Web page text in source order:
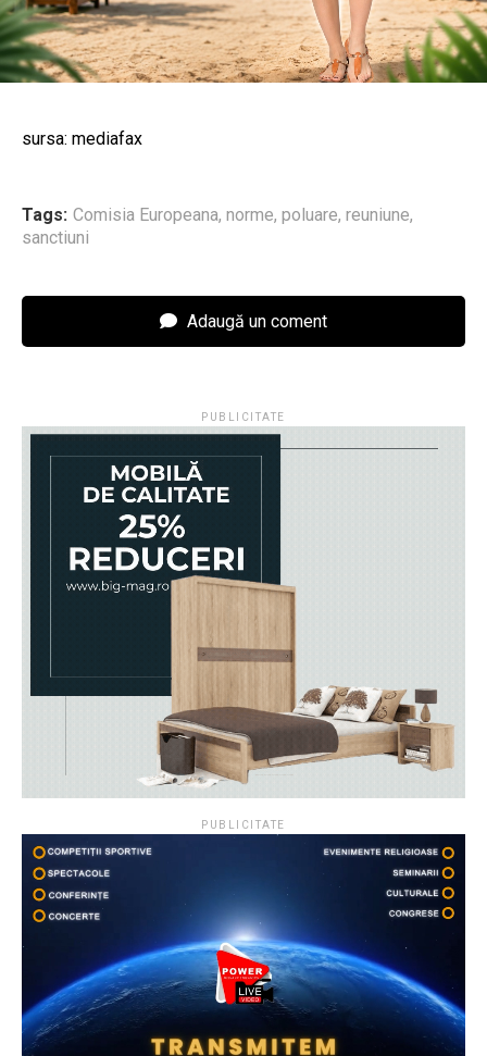
sursa: mediafax
Tags: Comisia Europeana, norme, poluare, reuniune,
sanctiuni
Adaugă un coment
PUBLICITATE
PUBLICITATE